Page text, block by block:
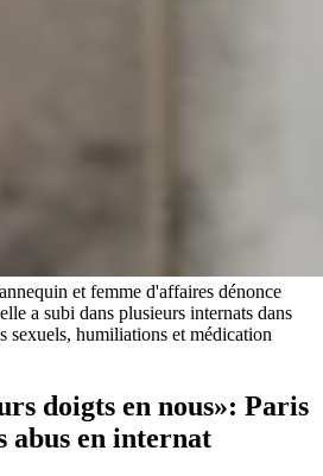
et femme d'affaires dénonce
a subi dans plusieurs internats dans
sexuels, humiliations et médication
doigts en nous»: Paris
abus en internat